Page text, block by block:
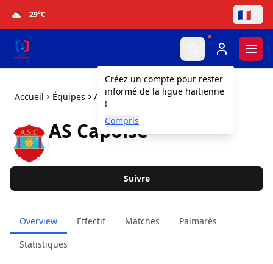
29°C 🇫🇷
Créez un compte pour rester
informé de la ligue haïtienne
!
Compris
Accueil Équipes AS Capoise
AS Capoise
Suivre
Overview Effectif Matches
Palmarès
Statistiques